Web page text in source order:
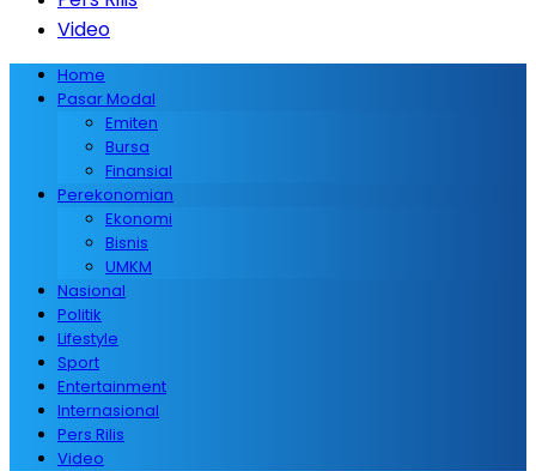
Video
Home
Pasar Modal
Emiten
Bursa
Finansial
Perekonomian
Ekonomi
Bisnis
UMKM
Nasional
Politik
Lifestyle
Sport
Entertainment
Internasional
Pers Rilis
Video